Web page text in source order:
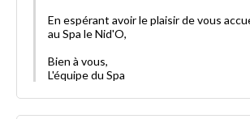
En espérant avoir le plaisir de vous
au Spa le Nid'O,
Bien à vous,
L'équipe du Spa